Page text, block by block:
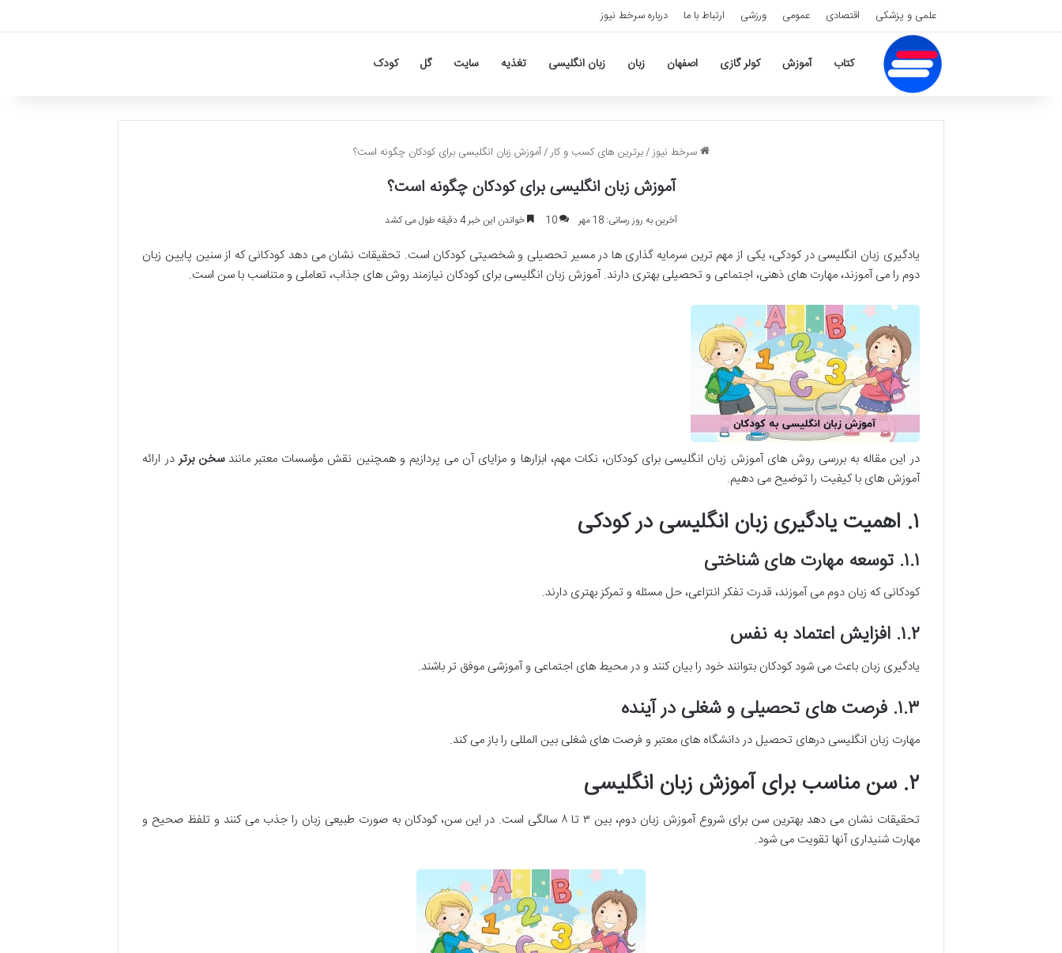
علمی و پزشکی اقتصادی عمومی ورزشی ارتباط با ما درباره سرخط نیوز
کتاب آموزش کولر گازی اصفهان زبان زبان انگلیسی تغذیه سایت گل کودک
سرخط نیوز/برترین های کسب و کار/آموزش زبان انگلیسی برای کودکان چگونه است؟
آموزش زبان انگلیسی برای کودکان چگونه است؟
آخرین به روز رسانی: 18 مهر 10 خواندن این خبر 4 دقیقه طول می کشد
یادگیری زبان انگلیسی در کودکی، یکی از مهم ترین سرمایه گذاری ها در مسیر تحصیلی و شخصیتی کودکان است. تحقیقات نشان می دهد کودکانی که از سنین پایین زبان
دوم را می آموزند، مهارت های ذهنی، اجتماعی و تحصیلی بهتری دارند. آموزش زبان انگلیسی برای کودکان نیازمند روش های جذاب، تعاملی و متناسب با سن است.
در این مقاله به بررسی روش های آموزش زبان انگلیسی برای کودکان، نکات مهم، ابزارها و مزایای آن می پردازیم و همچنین نقش مؤسسات معتبر مانندسخن برتردر ارائه
آموزش های با کیفیت را توضیح می دهیم.
۱. اهمیت یادگیری زبان انگلیسی در کودکی
۱.۱. توسعه مهارت های شناختی
کودکانی که زبان دوم می آموزند، قدرت تفکر انتزاعی، حل مسئله و تمرکز بهتری دارند.
۱.۲. افزایش اعتماد به نفس
یادگیری زبان باعث می شود کودکان بتوانند خود را بیان کنند و در محیط های اجتماعی و آموزشی موفق تر باشند.
۱.۳. فرصت های تحصیلی و شغلی در آینده
مهارت زبان انگلیسی درهای تحصیل در دانشگاه های معتبر و فرصت های شغلی بین المللی را باز می کند.
۲. سن مناسب برای آموزش زبان انگلیسی
تحقیقات نشان می دهد بهترین سن برای شروع آموزش زبان دوم، بین ۳ تا ۸ سالگی است. در این سن، کودکان به صورت طبیعی زبان را جذب می کنند و تلفظ صحیح و
مهارت شنیداری آنها تقویت می شود.